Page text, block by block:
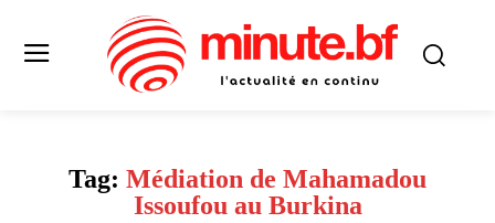
Tag: Médiation de Mahamadou
Issoufou au Burkina